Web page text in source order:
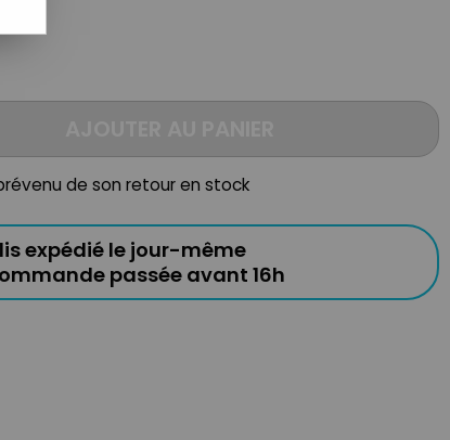
de son retour en stock
expédié le jour-même
passée avant 16h